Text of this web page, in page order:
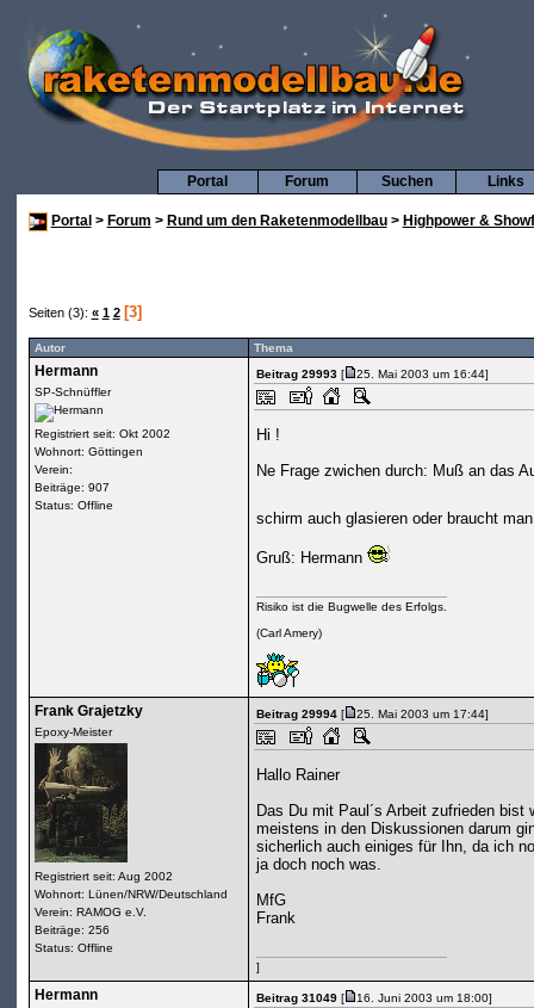
Links
Suchen
Forum
Portal
Portal > Forum > Rund um den Raketenmodellbau> Highpower &
Seiten (3): « 1 2 [3]
Autor Thema
Hermann
SP-Schnüffler
Registriert seit: Okt 2002
Wohnort: Göttingen
Verein:
Beiträge: 907
Status: Offline
Beitrag 29993[ 25. Mai 2003 um 16:44]
Hi !
Ne Frage zwichen durch: Muß an das
schirm auch glasieren oder braucht
Gruß: Hermann
Risiko ist die Bugwelle des Erfolgs.
(Carl Amery)
Frank Grajetzky
Epoxy-Meister
Registriert seit: Aug 2002
Wohnort: Lünen/NRW/Deutschland
Verein: RAMOG e.V.
Beiträge: 256
Status: Offline
Beitrag 29994[ 25. Mai 2003 um 17:44]
Hallo Rainer
Das Du mit Paul´s Arbeit zufrieden
meistens in den Diskussionen darum
sicherlich auch einiges für Ihn, da ich
ja doch noch was.
MfG
Frank
]
Hermann Beitrag 31049[ 16. Juni 2003 um 18:00]